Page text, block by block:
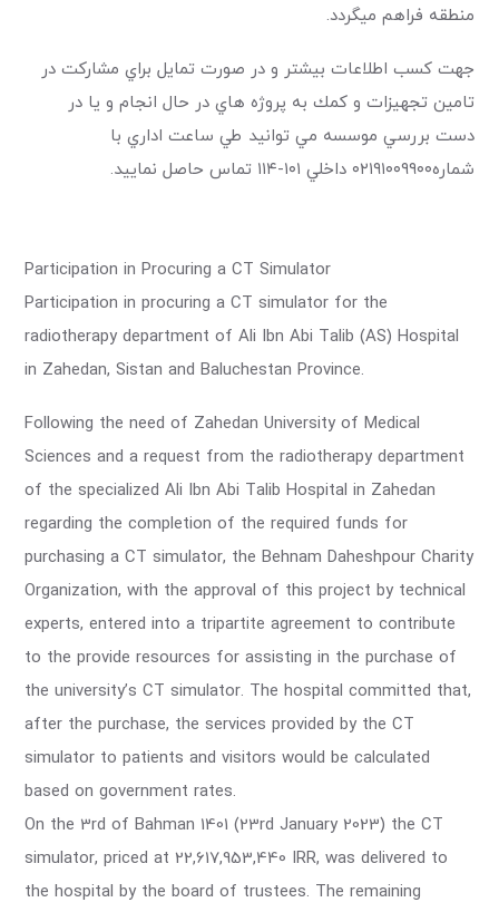
منطقه فراهم میگردد.
جهت کسب اطلاعات بیشتر و در صورت تمايل براي مشاركت در
تامين تجهيزات و كمك به پروژه هاي در حال انجام و يا در
دست بررسي موسسه مي توانيد طي ساعت اداري با
شماره٠٢١٩١٠٠٩٩٠٠ داخلي ١٠١-١١٤ تماس حاصل نماييد.
Participation in Procuring a CT Simulator
Participation in procuring a CT simulator for the
radiotherapy department of Ali Ibn Abi Talib (AS) Hospital
in Zahedan, Sistan and Baluchestan Province.
Following the need of Zahedan University of Medical
Sciences and a request from the radiotherapy department
of the specialized Ali Ibn Abi Talib Hospital in Zahedan
regarding the completion of the required funds for
purchasing a CT simulator, the Behnam Daheshpour Charity
Organization, with the approval of this project by technical
experts, entered into a tripartite agreement to contribute
to the provide resources for assisting in the purchase of
the university’s CT simulator. The hospital committed that,
after the purchase, the services provided by the CT
simulator to patients and visitors would be calculated
based on government rates.
On the 3rd of Bahman 1401 (23rd January 2023) the CT
simulator, priced at 22,617,953,440 IRR, was delivered to
the hospital by the board of trustees. The remaining